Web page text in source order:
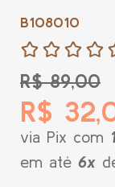
B108010
R$ 89,00
R$
via Pix com
em até 6x